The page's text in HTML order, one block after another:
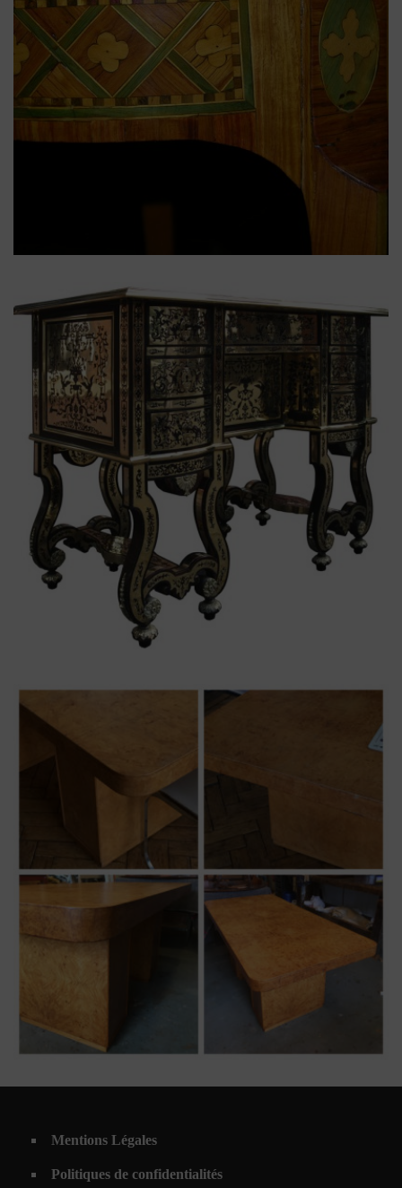
,J.P. DUSAUTOY
table,table à ouvrage
Table à ouvrage Transition
Louis XV Louis XVI
Boulle,bureau,Louis XIV,Marqueterie,mazarin
Bureau Mazarin « contrepartie
» en marqueterie Boulle
art déco,loupe d'amboine,table
Mentions Légales
Politiques de confidentialités